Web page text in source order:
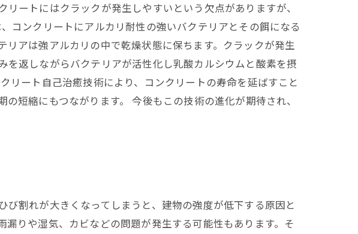
ートにはクラックが発生しやすいという欠点がありますが、
コンクリートにアルカリ耐性の強いバクテリアとその餌になる
アは強アルカリの中で乾燥状態に保ちます。クラックが発生
返しながらバクテリアが活性化し乳酸カルシウムと酸素を摂
リート自己治癒技術により、コンクリートの寿命を延ばすこと
短縮にもつながります。 今後もこの技術の進化が期待され、
割れが大きくなってしまうと、建物の強度が低下する原因と
りや湿気、カビなどの問題が発生する可能性もあります。そ